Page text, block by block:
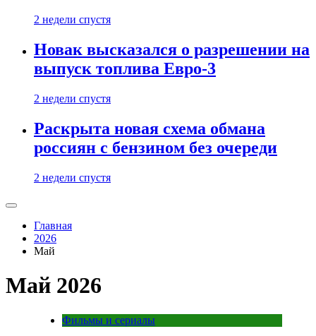
2 недели спустя
Новак высказался о разрешении на
выпуск топлива Евро-3
2 недели спустя
Раскрыта новая схема обмана
россиян с бензином без очереди
2 недели спустя
Главная
2026
Май
Май 2026
Фильмы и сериалы